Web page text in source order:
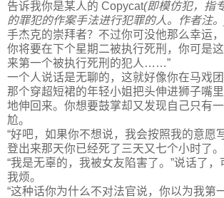
告诉我你是某人的 Copycat(即模仿犯，指
的罪犯的作案手法进行犯罪的人。作者注
手杰克的崇拜者？不过你可没他那么幸运，
你将要在下个星期二被执行死刑，你可是
来第一个被执行死刑的犯人……”
一个人说话是无聊的，这就好像你在马戏
那个穿超短裙的年轻小姐把头伸进狮子嘴
地伸回来。你想要鼓掌却又发现自己只有
尬。
“好吧，如果你不想说，我会按照我的意愿
登出来那天你已经死了三天又七个小时了。
“我是无辜的，我被女友陷害了。”说话了
我烦。
“这种话你为什么不对法官说，你以为我第